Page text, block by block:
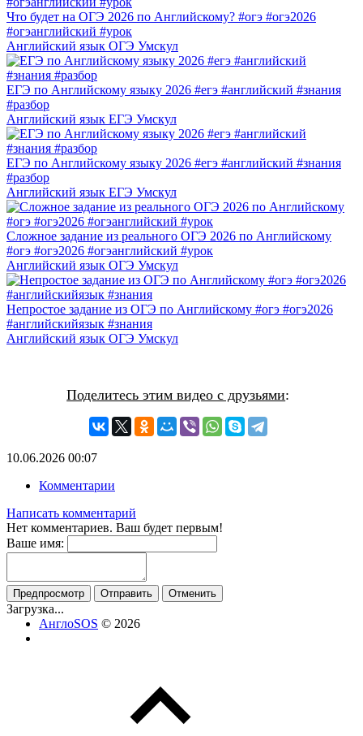
Что будет на ОГЭ 2026 по Английскому? #огэ #огэ2026
#огэанглийский #урок
Английский язык ОГЭ Умскул
ЕГЭ по Английскому языку 2026 #егэ #английский #знания
#разбор
Английский язык ЕГЭ Умскул
ЕГЭ по Английскому языку 2026 #егэ #английский #знания
#разбор
Английский язык ЕГЭ Умскул
Сложное задание из реального ОГЭ 2026 по Английскому
#огэ #огэ2026 #огэанглийский #урок
Английский язык ОГЭ Умскул
Непростое задание из ОГЭ по Английскому #огэ #огэ2026
#английскийязык #знания
Английский язык ОГЭ Умскул
Поделитесь этим видео с друзьями:
10.06.2026 00:07
Комментарии
Написать комментарий
Нет комментариев. Ваш будет первым!
Ваше имя:
Предпросмотр Отправить Отменить
Загрузка...
АнглоSOS © 2026